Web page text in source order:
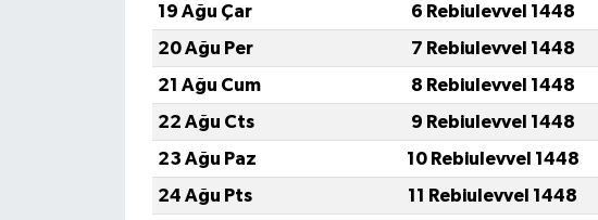
19 Ağu Çar
6 Rebiulevvel 1448
20 Ağu Per
7 Rebiulevvel 1448
21 Ağu Cum
8 Rebiulevvel 1448
22 Ağu Cts
9 Rebiulevvel 1448
23 Ağu Paz
10 Rebiulevvel 1448
24 Ağu Pts
11 Rebiulevvel 1448